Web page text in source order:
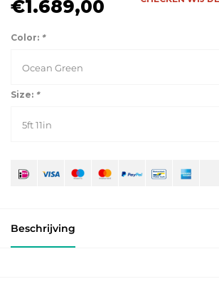
€1.689,00
Color: *
Ocean Green
Size: *
5ft 11in
Beschrijving